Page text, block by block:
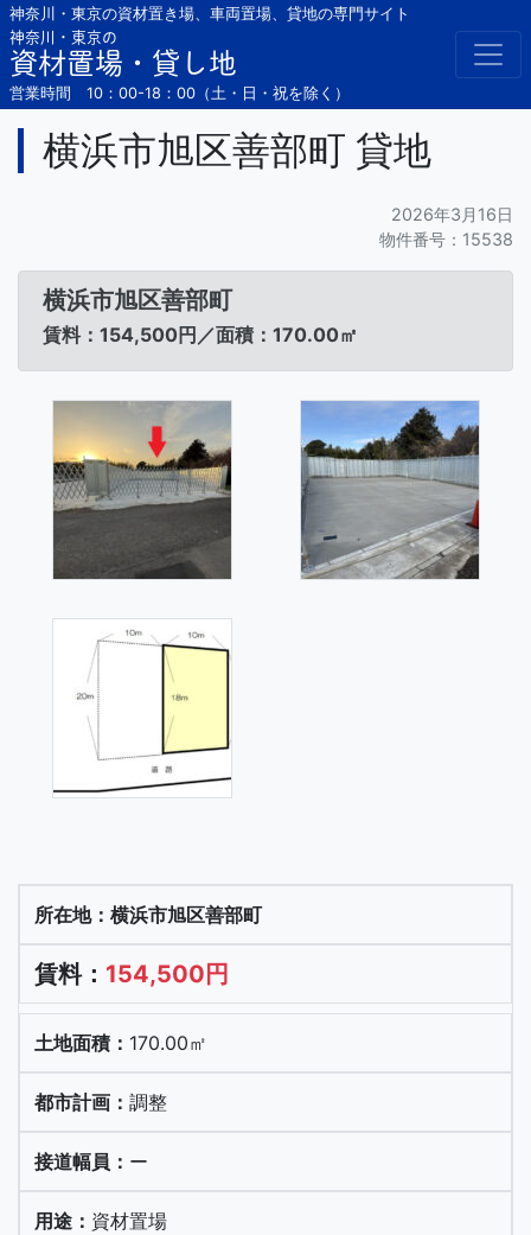
Skip
to
content
神奈川・東京の資材置き場、車両置場、貸地の専門サイト
神奈川・東京の
資材置場・貸し地
営業時間 10：00-18：00（土・日・祝を除く）
横浜市旭区善部町 貸地
2026年3月16日
物件番号：15538
横浜市旭区善部町
賃料：154,500円／面積：170.00㎡
横浜市旭区善部町
154,500円
170.00㎡
調整
ー
資材置場